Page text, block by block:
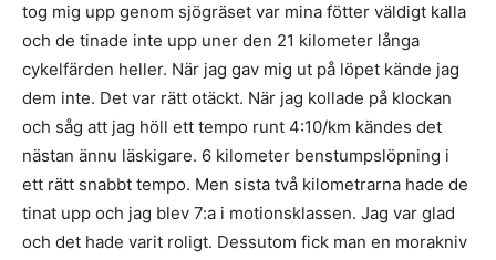
tog mig upp genom sjögräset var mina fötter väldigt kalla
och de tinade inte upp uner den 21 kilometer långa
cykelfärden heller. När jag gav mig ut på löpet kände jag
dem inte. Det var rätt otäckt. När jag kollade på klockan
och såg att jag höll ett tempo runt 4:10/km kändes det
nästan ännu läskigare. 6 kilometer benstumpslöpning i
ett rätt snabbt tempo. Men sista två kilometrarna hade de
tinat upp och jag blev 7:a i motionsklassen. Jag var glad
och det hade varit roligt. Dessutom fick man en morakniv